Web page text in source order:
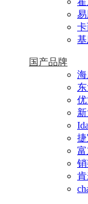
易
国产品牌